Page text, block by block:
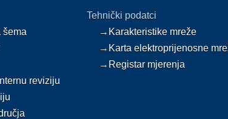
reviziju
Tehnički podatci
→Karakteristike mreže
→Karta elektroprijenosne
→Registar mjerenja